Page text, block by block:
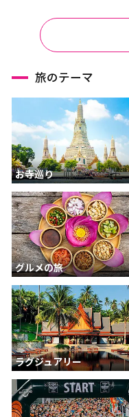
旅のテーマ
お寺巡り
グルメの旅
ラグジュアリー